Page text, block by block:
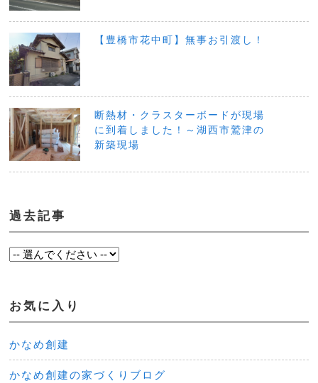
【豊橋市花中町】無事お引渡し！
断熱材・クラスターボードが現場
に到着しました！～湖西市鷲津の
新築現場
過去記事
お気に入り
かなめ創建
かなめ創建の家づくりブログ